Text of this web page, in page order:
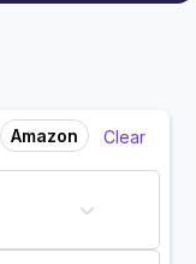
Amazon Clear